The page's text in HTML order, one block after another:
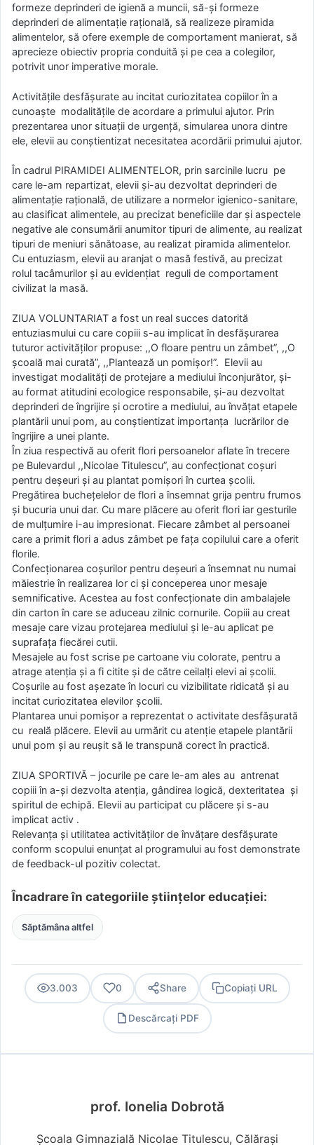
formeze deprinderi de igienă a muncii, să-şi formeze
deprinderi de alimentaţie raţională, să realizeze piramida
alimentelor, să ofere exemple de comportament manierat, să
aprecieze obiectiv propria conduită şi pe cea a colegilor,
potrivit unor imperative morale.
Activităţile desfăşurate au incitat curiozitatea copiilor în a
cunoaşte modalităţile de acordare a primului ajutor. Prin
prezentarea unor situaţii de urgenţă, simularea unora dintre
ele, elevii au conştientizat necesitatea acordării primului ajutor.
În cadrul PIRAMIDEI ALIMENTELOR, prin sarcinile lucru pe
care le-am repartizat, elevii şi-au dezvoltat deprinderi de
alimentaţie raţională, de utilizare a normelor igienico-sanitare,
au clasificat alimentele, au precizat beneficiile dar şi aspectele
negative ale consumării anumitor tipuri de alimente, au realizat
tipuri de meniuri sănătoase, au realizat piramida alimentelor.
Cu entuziasm, elevii au aranjat o masă festivă, au precizat
rolul tacâmurilor şi au evidenţiat reguli de comportament
civilizat la masă.
ZIUA VOLUNTARIAT a fost un real succes datorită
entuziasmului cu care copiii s-au implicat în desfăşurarea
tuturor activităţilor propuse: ,,O floare pentru un zâmbet”, ,,O
şcoală mai curată”, ,,Plantează un pomişor!”. Elevii au
investigat modalităţi de protejare a mediului înconjurător, şi-
au format atitudini ecologice responsabile, şi-au dezvoltat
deprinderi de îngrijire şi ocrotire a mediului, au învăţat etapele
plantării unui pom, au conştientizat importanţa lucrărilor de
îngrijire a unei plante.
În ziua respectivă au oferit flori persoanelor aflate în trecere
pe Bulevardul ,,Nicolae Titulescu”, au confecţionat coşuri
pentru deşeuri şi au plantat pomişori în curtea şcolii.
Pregătirea bucheţelelor de flori a însemnat grija pentru frumos
şi bucuria unui dar. Cu mare plăcere au oferit flori iar gesturile
de mulţumire i-au impresionat. Fiecare zâmbet al persoanei
care a primit flori a adus zâmbet pe faţa copilului care a oferit
florile.
Confecţionarea coşurilor pentru deşeuri a însemnat nu numai
măiestrie în realizarea lor ci şi conceperea unor mesaje
semnificative. Acestea au fost confecţionate din ambalajele
din carton în care se aduceau zilnic cornurile. Copiii au creat
mesaje care vizau protejarea mediului şi le-au aplicat pe
suprafaţa fiecărei cutii.
Mesajele au fost scrise pe cartoane viu colorate, pentru a
atrage atenţia şi a fi citite şi de către ceilalţi elevi ai şcolii.
Coşurile au fost aşezate în locuri cu vizibilitate ridicată şi au
incitat curiozitatea elevilor şcolii.
Plantarea unui pomişor a reprezentat o activitate desfăşurată
cu reală plăcere. Elevii au urmărit cu atenţie etapele plantării
unui pom şi au reuşit să le transpună corect în practică.
ZIUA SPORTIVĂ – jocurile pe care le-am ales au antrenat
copiii în a-şi dezvolta atenţia, gândirea logică, dexteritatea şi
spiritul de echipă. Elevii au participat cu plăcere şi s-au
implicat activ .
Relevanța și utilitatea activităților de învățare desfășurate
conform scopului enunțat al programului au fost demonstrate
de feedback-ul pozitiv colectat.
Încadrare în categoriile științelor educației:
Săptămâna altfel
3.003 0 Share Copiați URL
Descărcați PDF
prof. Ionelia Dobrotă
Şcoala Gimnazială Nicolae Titulescu, Călărași